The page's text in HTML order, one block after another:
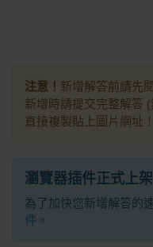
注意！ 新增解答前請先
新增時請提交完整解答
直接複製貼上圖片網址！
瀏覽器插件正式上架
為了加快您新增解答的
件 。